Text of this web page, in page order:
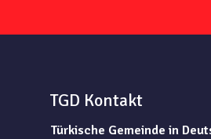
TGD Kontakt
Türkische Gemeinde in